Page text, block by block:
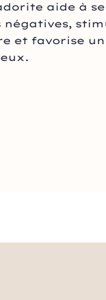
aide à
négatives,
et favorise